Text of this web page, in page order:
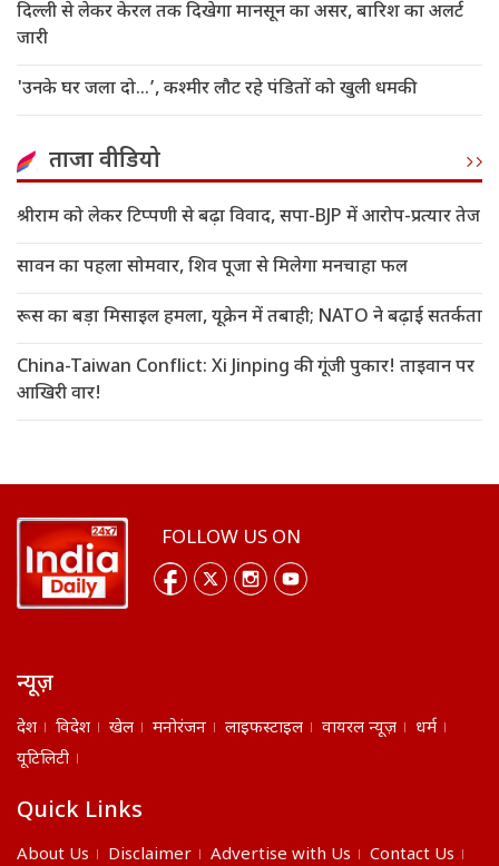
दिल्ली से लेकर केरल तक दिखेगा मानसून का असर, बारिश का अलर्ट
जारी
'उनके घर जला दो…’, कश्मीर लौट रहे पंडितों को खुली धमकी
ताजा वीडियो
श्रीराम को लेकर टिप्पणी से बढ़ा विवाद, सपा-BJP में आरोप-प्रत्यार तेज
सावन का पहला सोमवार, शिव पूजा से मिलेगा मनचाहा फल
रूस का बड़ा मिसाइल हमला, यूक्रेन में तबाही; NATO ने बढ़ाई सतर्कता
China-Taiwan Conflict: Xi Jinping की गूंजी पुकार! ताइवान पर
आखिरी वार!
FOLLOW US ON
न्यूज़
देश विदेश खेल मनोरंजन लाइफस्टाइल वायरल न्यूज़
धर्म
यूटिलिटी
Quick Links
About Us Disclaimer Advertise with Us Contact Us